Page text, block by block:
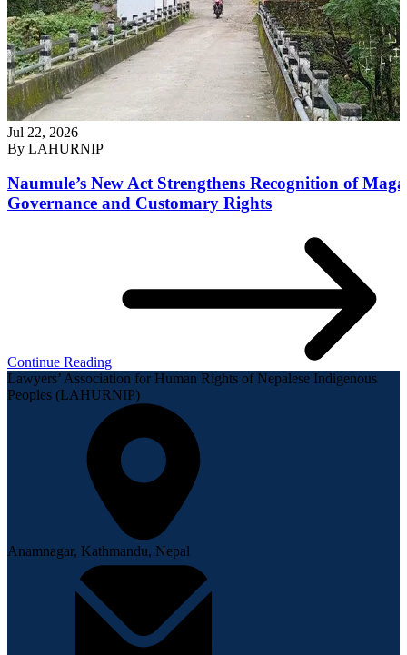
Jul 22, 2026
By LAHURNIP
Naumule’s New Act Strengthens Recognition of
Governance and Customary Rights
Continue Reading
Lawyers’ Association for Human Rights of Nepalese Indigenous
Peoples (LAHURNIP)
Anamnagar, Kathmandu, Nepal